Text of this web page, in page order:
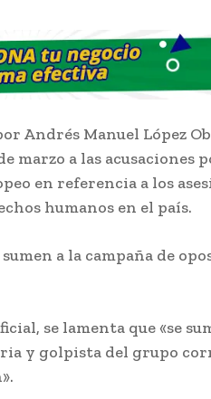
Andrés Manuel López
marzo a las acusaciones
en referencia a los
humanos en el país.
a la campaña de
se lamenta que «se
y golpista del grupo